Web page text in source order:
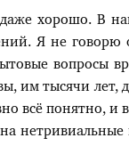
хорошо. В
Я не говорю
вопросы
им тысячи лет,
всё понятно, и